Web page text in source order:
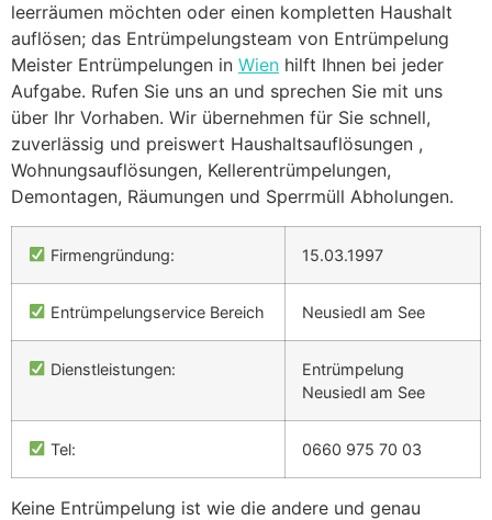
leerräumen möchten oder einen kompletten Haushalt
auflösen; das Entrümpelungsteam von Entrümpelung
Meister Entrümpelungen in Wien hilft Ihnen bei jeder
Aufgabe. Rufen Sie uns an und sprechen Sie mit uns
über Ihr Vorhaben. Wir übernehmen für Sie schnell,
zuverlässig und preiswert Haushaltsauflösungen ,
Wohnungsauflösungen, Kellerentrümpelungen,
Demontagen, Räumungen und Sperrmüll Abholungen.
Firmengründung: 15.03.1997
Entrümpelungservice Bereich Neusiedl am See
Dienstleistungen:
Entrümpelung
Neusiedl am See
Tel: 0660 975 70 03
Keine Entrümpelung ist wie die andere und genau